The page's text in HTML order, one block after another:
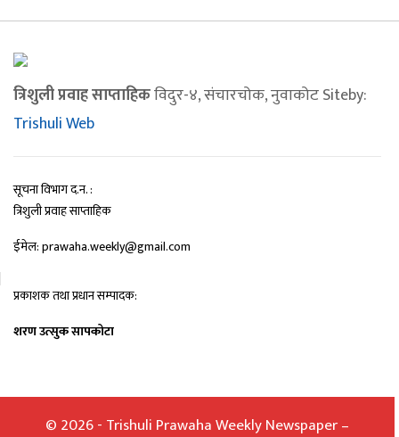
त्रिशुली प्रवाह साप्ताहिकविदुर-४, संचारचोक, नुवाकोट Siteby:
Trishuli Web
सूचना विभाग द.न. :
त्रिशुली प्रवाह साप्ताहिक
ईमेल: prawaha.weekly@gmail.com
प्रकाशक तथा प्रधान सम्पादक:
शरण उत्सुक सापकोटा
© 2026 - Trishuli Prawaha Weekly Newspaper –